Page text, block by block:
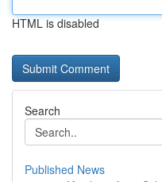
HTML is disabled
Search
Published News